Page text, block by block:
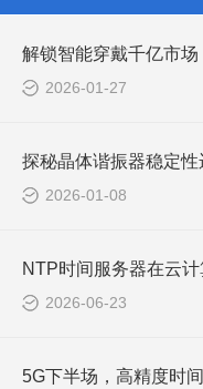
2026-01-27
探秘晶体谐振器稳定性
2026-01-08
2026-06-23